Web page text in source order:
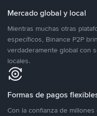
Mercado global y local
Mientras muchas otras
específicos, Binance P2P
verdaderamente global con
locales.
Formas de pagos
Con la confianza de